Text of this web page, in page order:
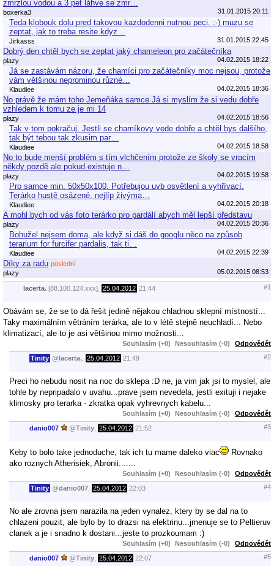
zmrzlou vodou a 3 pet láhve se zmr…
boxerka3 31.01.2015 20:11
Teda klobouk dolu pred takovou kazdodenni nutnou peci. :-) muzu se
zeptat, jak to treba resite kdyz…
Jirkasss 31.01.2015 22:45
Dobrý den chtěl bych se zeptat jaký chameleon pro začátečníka
plazy 04.02.2015 18:22
Já se zastávám názoru, že chamíci pro začátečníky moc nejsou, protože
vám většinou neprominou různé…
Klaudiee 04.02.2015 18:36
No právě že mám toho Jemeňáka samce Já si myslím že si vedu dobře
vzhledem k tomu ze je mi 14
plazy 04.02.2015 18:56
Tak v tom pokračuj. Jestli se chamíkovy vede dobře a chtěl bys dalšího,
tak být tebou tak zkusim par…
Klaudiee 04.02.2015 18:58
No to bude menší problém s tím vlchčením protože ze školy se vracím
někdy pozdě ale pokud existuje n…
plazy 04.02.2015 19:58
Pro samce min. 50x50x100. Potřebujou uvb osvětlení a vyhřívací.
Terárko hustě osázené, nejlíp živýma…
Klaudiee 04.02.2015 20:18
A mohl bych od vás foto terárko pro pardálí abych měl lepší představu
plazy 04.02.2015 20:36
Bohužel nejsem doma, ale když si dáš do googlu něco na způsob
terarium for furcifer pardalis, tak ti…
Klaudiee 04.02.2015 22:39
Díky za radu poslední
plazy
05.02.2015 08:53
lacerta. [88.100.124.xxx], 25.04.2012 21:44 #1
Obávám se, že se to dá řešit jedině nějakou chladnou sklepní místností...
Taky maximálním větráním terárka, ale to v létě stejně neuchladí... Nebo
klimatizací, ale to je asi většinou mimo možnosti...
Souhlasím (+0) Nesouhlasím (-0) Odpovědět
Tinity @lacerta. 25.04.2012 21:49 #2
Preci ho nebudu nosit na noc do sklepa :D ne, ja vim jak jsi to myslel, ale
tohle by nepripadalo v uvahu...prave jsem nevedela, jestli exituji i nejake
klimosky pro terarka - zkratka opak vyhrevnych kabelu...
Souhlasím (+0) Nesouhlasím (-0) Odpovědět
danio007 @Tinity 25.04.2012 21:52 #3
Keby to bolo take jednoduche, tak ich tu mame daleko viac
Rovnako
ako roznych Atherisiek, Abronii.......
Souhlasím (+0) Nesouhlasím (-0) Odpovědět
Tinity @danio007 25.04.2012 22:03 #4
No ale zrovna jsem narazila na jeden vynalez, ktery by se dal na to
chlazeni pouzit, ale bylo by to drazsi na elektrinu...jmenuje se to Peltieruv
clanek a je i snadno k dostani...jeste to prozkoumam :)
Souhlasím (+0) Nesouhlasím (-0) Odpovědět
danio007 @Tinity 25.04.2012 22:07 #5